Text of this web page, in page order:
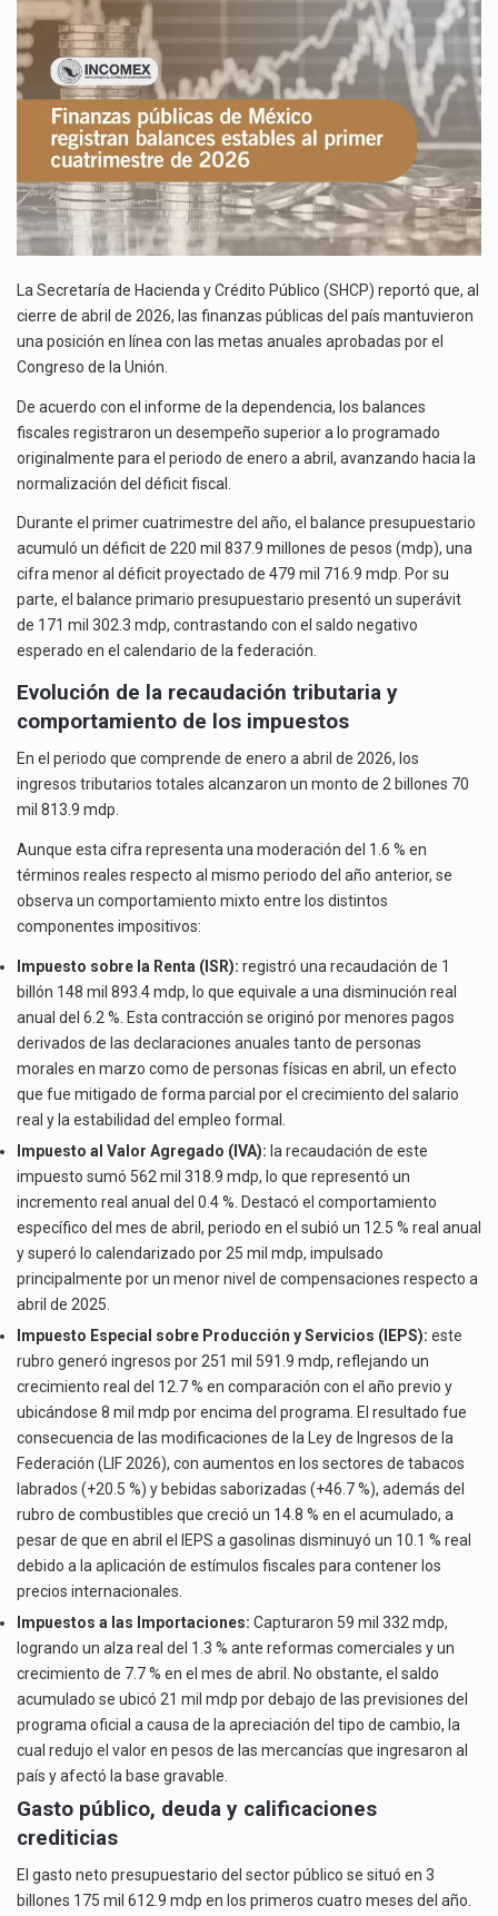
El gobierno de Estados Unidos anunciará un arancel del 15 % sobre los productos fabricados…
El Departamento de Agricultura de Estados Unidos (USDA) suspendió el 5 de agosto de 2026…
BALANCES
PRIMER
CUATRIMESTRE
DE
2026
La Secretaría de Hacienda y Crédito Público (SHCP) reportó que, al
cierre de abril de 2026, las finanzas públicas del país mantuvieron
una posición en línea con las metas anuales aprobadas por el
Congreso de la Unión.
De acuerdo con el informe de la dependencia, los balances
fiscales registraron un desempeño superior a lo programado
originalmente para el periodo de enero a abril, avanzando hacia la
normalización del déficit fiscal.
Durante el primer cuatrimestre del año, el balance presupuestario
acumuló un déficit de 220 mil 837.9 millones de pesos (mdp), una
cifra menor al déficit proyectado de 479 mil 716.9 mdp. Por su
parte, el balance primario presupuestario presentó un superávit
de 171 mil 302.3 mdp, contrastando con el saldo negativo
esperado en el calendario de la federación.
Evolución de la recaudación tributaria y
comportamiento de los impuestos
En el periodo que comprende de enero a abril de 2026, los
ingresos tributarios totales alcanzaron un monto de 2 billones 70
mil 813.9 mdp.
Aunque esta cifra representa una moderación del 1.6 % en
términos reales respecto al mismo periodo del año anterior, se
observa un comportamiento mixto entre los distintos
componentes impositivos:
Impuesto sobre la Renta (ISR): registró una recaudación de 1
billón 148 mil 893.4 mdp, lo que equivale a una disminución real
anual del 6.2 %. Esta contracción se originó por menores pagos
derivados de las declaraciones anuales tanto de personas
morales en marzo como de personas físicas en abril, un efecto
que fue mitigado de forma parcial por el crecimiento del salario
real y la estabilidad del empleo formal.
Impuesto al Valor Agregado (IVA): la recaudación de este
impuesto sumó 562 mil 318.9 mdp, lo que representó un
incremento real anual del 0.4 %. Destacó el comportamiento
específico del mes de abril, periodo en el subió un 12.5 % real anual
y superó lo calendarizado por 25 mil mdp, impulsado
principalmente por un menor nivel de compensaciones respecto a
abril de 2025.
Impuesto Especial sobre Producción y Servicios (IEPS): este
rubro generó ingresos por 251 mil 591.9 mdp, reflejando un
crecimiento real del 12.7 % en comparación con el año previo y
ubicándose 8 mil mdp por encima del programa. El resultado fue
consecuencia de las modificaciones de la Ley de Ingresos de la
Federación (LIF 2026), con aumentos en los sectores de tabacos
labrados (+20.5 %) y bebidas saborizadas (+46.7 %), además del
rubro de combustibles que creció un 14.8 % en el acumulado, a
pesar de que en abril el IEPS a gasolinas disminuyó un 10.1 % real
debido a la aplicación de estímulos fiscales para contener los
precios internacionales.
Impuestos a las Importaciones: Capturaron 59 mil 332 mdp,
logrando un alza real del 1.3 % ante reformas comerciales y un
crecimiento de 7.7 % en el mes de abril. No obstante, el saldo
acumulado se ubicó 21 mil mdp por debajo de las previsiones del
programa oficial a causa de la apreciación del tipo de cambio, la
cual redujo el valor en pesos de las mercancías que ingresaron al
país y afectó la base gravable.
Gasto público, deuda y calificaciones
crediticias
El gasto neto presupuestario del sector público se situó en 3
billones 175 mil 612.9 mdp en los primeros cuatro meses del año.